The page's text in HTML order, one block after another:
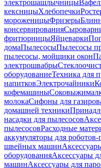
электрошашлычницы
кексницыХлебопечки
мороженицыФризеры
консервирования
фритюрницыЯйцеварки
домаПылесосыПылесосы
пылесосы, мойщики окон
электрошвабры
оборудованиеТехника для
напитковЭлектрочайники
кофемашины
молокаСифоны для
домашней техники
насадки для пылесосов
пылесосовРасходные
аккумуляторы для роботов-
швейных машин
оборудованияАксессуары
машинАксессуары для